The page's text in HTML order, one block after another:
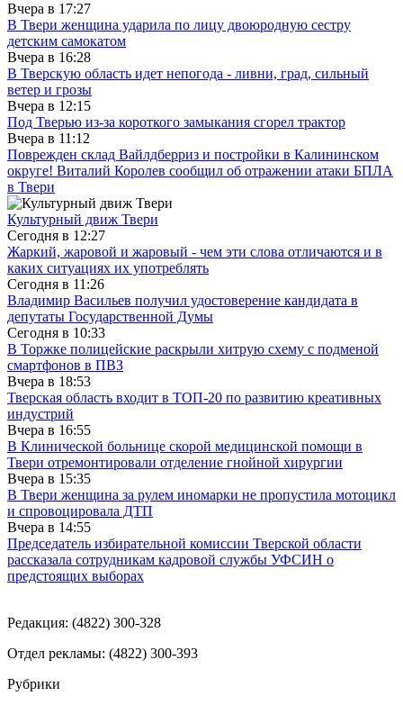
Вчера в 17:27
В Твери женщина ударила по лицу двоюродную сестру
детским самокатом
Вчера в 16:28
В Тверскую область идет непогода - ливни, град, сильный
ветер и грозы
Вчера в 12:15
Под Тверью из-за короткого замыкания сгорел трактор
Вчера в 11:12
Поврежден склад Вайлдберриз и постройки в Калининском
округе! Виталий Королев сообщил об отражении атаки БПЛА
в Твери
Культурный движ Твери
Сегодня в 12:27
Жаркий, жаровой и жаровый - чем эти слова отличаются и в
каких ситуациях их употреблять
Сегодня в 11:26
Владимир Васильев получил удостоверение кандидата в
депутаты Государственной Думы
Сегодня в 10:33
В Торжке полицейские раскрыли хитрую схему с подменой
смартфонов в ПВЗ
Вчера в 18:53
Тверская область входит в ТОП-20 по развитию креативных
индустрий
Вчера в 16:55
В Клинической больнице скорой медицинской помощи в
Твери отремонтировали отделение гнойной хирургии
Вчера в 15:35
В Твери женщина за рулем иномарки не пропустила мотоцикл
и спровоцировала ДТП
Вчера в 14:55
Председатель избирательной комиссии Тверской области
рассказала сотрудникам кадровой службы УФСИН о
предстоящих выборах
Редакция: (4822) 300-328
Отдел рекламы: (4822) 300-393
Рубрики